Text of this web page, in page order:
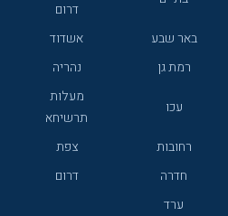
דרום
באר שבע
אשדוד
רמת גן
נהריה
עכו
מעלות
תרשיחא
רחובות
צפת
חדרה
דרום
ערד